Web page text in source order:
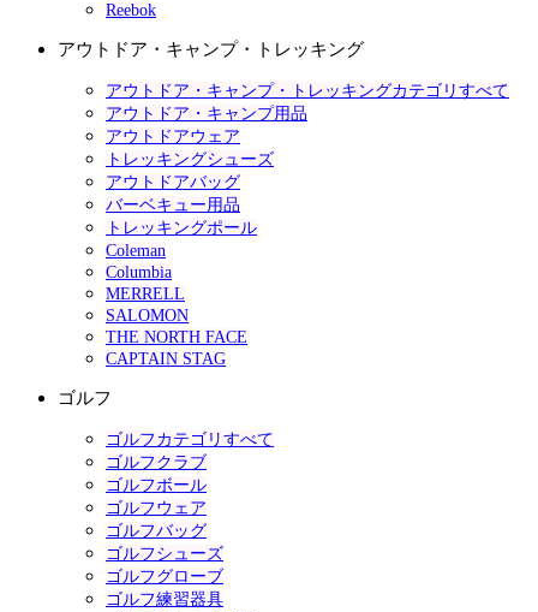
Reebok
アウトドア・キャンプ・トレッキング
アウトドア・キャンプ・トレッキングカテゴリすべて
アウトドア・キャンプ用品
アウトドアウェア
トレッキングシューズ
アウトドアバッグ
バーベキュー用品
トレッキングポール
Coleman
Columbia
MERRELL
SALOMON
THE NORTH FACE
CAPTAIN STAG
ゴルフ
ゴルフカテゴリすべて
ゴルフクラブ
ゴルフボール
ゴルフウェア
ゴルフバッグ
ゴルフシューズ
ゴルフグローブ
ゴルフ練習器具